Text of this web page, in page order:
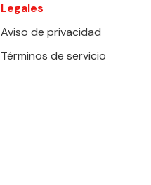
Legales
Aviso de privacidad
Términos de servicio